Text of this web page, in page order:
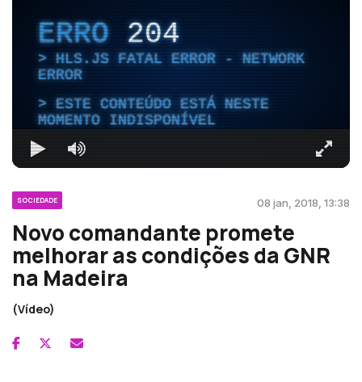
ERRO204
HLS.JS FATAL ERROR - NETWORK
ERROR
ESTE CONTEÚDO ESTÁ NESTE
MOMENTO INDISPONÍVEL
SOCIEDADE 08 jan, 2018, 13:38
Novo comandante promete
melhorar as condições da GNR
na Madeira
(Vídeo)